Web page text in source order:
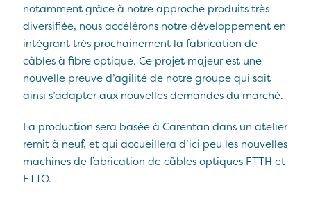
notamment grâce à notre approche produits très
diversifiée, nous accélérons notre développement en
intégrant très prochainement la fabrication de
câbles à fibre optique. Ce projet majeur est une
nouvelle preuve d’agilité de notre groupe qui sait
ainsi s’adapter aux nouvelles demandes du marché.
La production sera basée à Carentan dans un atelier
remit à neuf, et qui accueillera d’ici peu les nouvelles
machines de fabrication de câbles optiques FTTH et
FTTO.